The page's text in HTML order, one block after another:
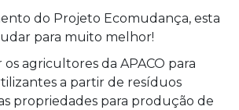
do Projeto Ecomudança, esta
para muito melhor!
os agricultores da APACO para
a partir de resíduos
propriedades para produção de